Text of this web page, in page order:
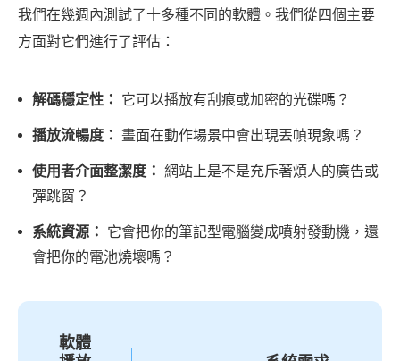
Windows
10/11
Mac
上
播
放
DVD
硬
體
方
我們在幾週內測試了十多種不同的軟體。我們從四個主要
方面對它們進行了評估：
解碼穩定性： 它可以播放有刮痕或加密的光碟嗎？
播放流暢度： 畫面在動作場景中會出現丟幀現象嗎？
使用者介面整潔度： 網站上是不是充斥著煩人的廣告或
彈跳窗？
系統資源： 它會把你的筆記型電腦變成噴射發動機，還
會把你的電池燒壞嗎？
軟體